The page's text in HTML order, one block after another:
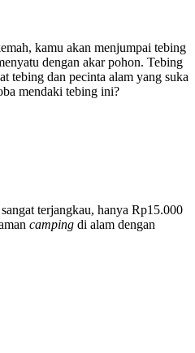
kamu akan menjumpai tebing
dengan akar pohon. Tebing
tebing dan pecinta alam yang suka
mendaki tebing ini?
terjangkau, hanya Rp15.000
camping di alam dengan